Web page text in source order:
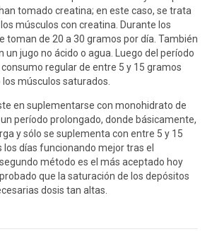
tomado creatina; en este caso, se trata
músculos con creatina. Durante los
toman de 20 a 30 gramos por día. También
un jugo no ácido o agua. Luego del período
regular de entre 5 y 15 gramos
músculos saturados.
en suplementarse con monohidrato de
período prolongado, donde básicamente,
y sólo se suplementa con entre 5 y 15
días funcionando mejor tras el
método es el más aceptado hoy
que la saturación de los depósitos
dosis tan altas.